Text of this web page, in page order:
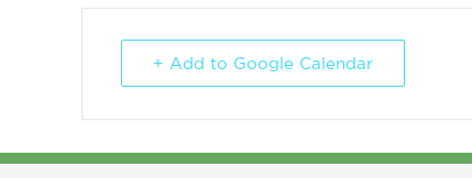
+ Add to Google Calendar